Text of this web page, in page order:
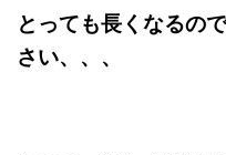
とっても長くなるの
さい、、、